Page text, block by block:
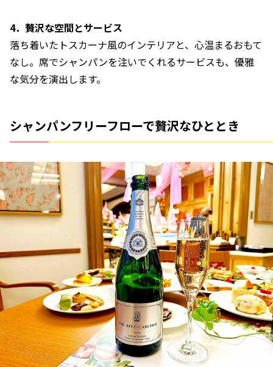
4．贅沢な空間とサービス
落ち着いたトスカーナ風のインテリアと、心温まるおもて
なし。席でシャンパンを注いでくれるサービスも、優雅
な気分を演出します。
シャンパンフリーフローで贅沢なひととき